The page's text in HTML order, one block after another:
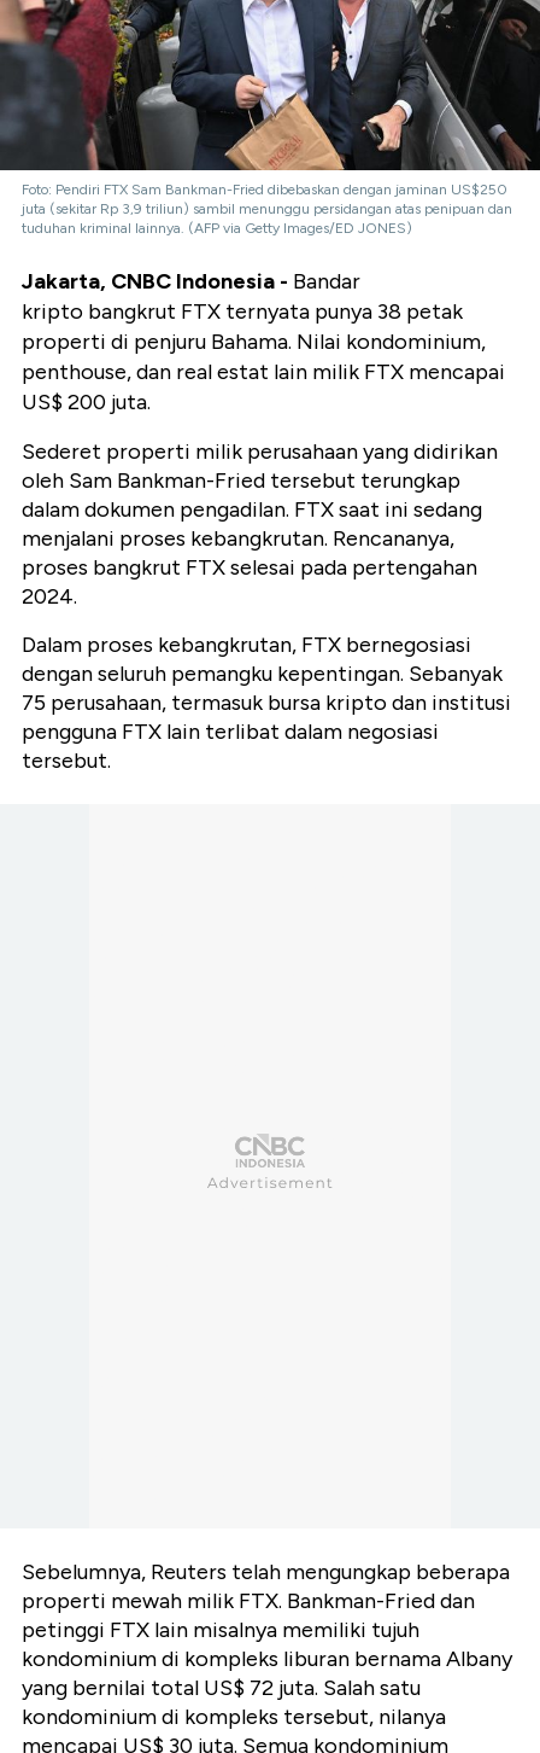
Foto: Pendiri FTX Sam Bankman-Fried dibebaskan dengan jaminan US$250
juta (sekitar Rp 3,9 triliun) sambil menunggu persidangan atas penipuan dan
tuduhan kriminal lainnya. (AFP via Getty Images/ED JONES)
Jakarta, CNBC Indonesia - Bandar
kripto bangkrut FTX ternyata punya 38 petak
properti di penjuru Bahama. Nilai kondominium,
penthouse, dan real estat lain milik FTX mencapai
US$ 200 juta.
Sederet properti milik perusahaan yang didirikan
oleh Sam Bankman-Fried tersebut terungkap
dalam dokumen pengadilan. FTX saat ini sedang
menjalani proses kebangkrutan. Rencananya,
proses bangkrut FTX selesai pada pertengahan
2024.
Dalam proses kebangkrutan, FTX bernegosiasi
dengan seluruh pemangku kepentingan. Sebanyak
75 perusahaan, termasuk bursa kripto dan institusi
pengguna FTX lain terlibat dalam negosiasi
tersebut.
Sebelumnya, Reuters telah mengungkap beberapa
properti mewah milik FTX. Bankman-Fried dan
petinggi FTX lain misalnya memiliki tujuh
kondominium di kompleks liburan bernama Albany
yang bernilai total US$ 72 juta. Salah satu
kondominium di kompleks tersebut, nilanya
mencapai US$ 30 juta. Semua kondominium